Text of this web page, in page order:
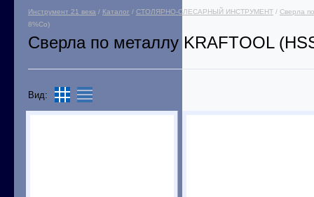
Инструмент 21 века / Каталог / СТОЛЯРНО-СЛЕСАРНЫЙ ИНСТРУМЕНТ / Сверла
8%Co)
Сверла по металлу KRAFTOOL
Вид: